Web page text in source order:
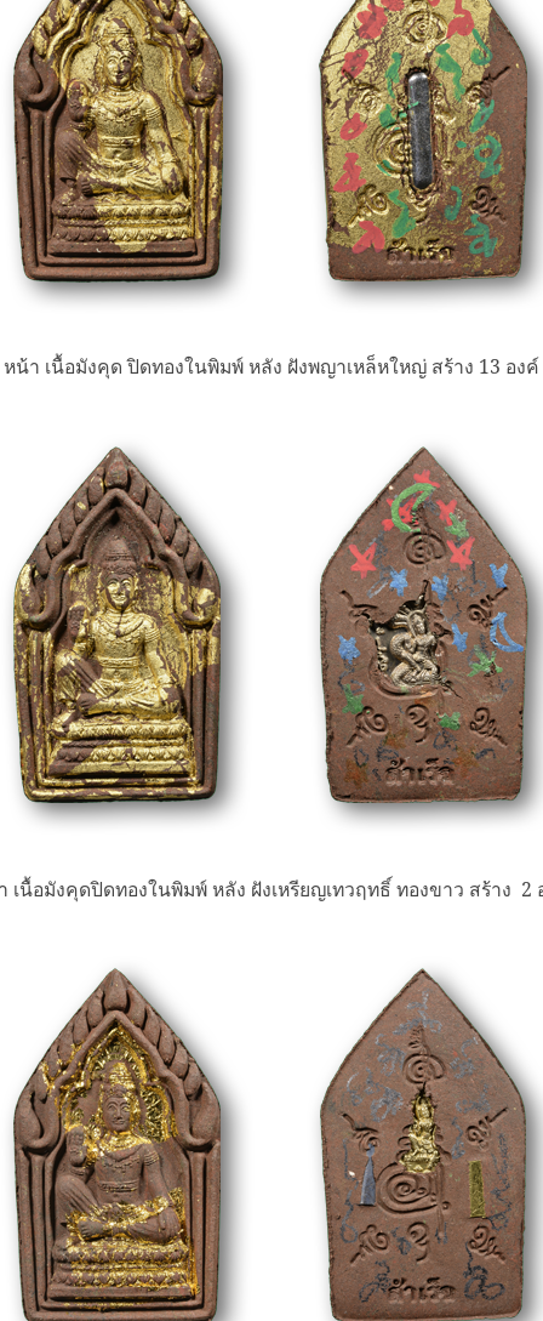
หน้า เนื้อมังคุด ปิดทองในพิมพ์ หลัง ฝังพญาเหล็หใหญ่ สร้าง 13 องค์
เนื้อมังคุดปิดทองในพิมพ์ หลัง ฝังเหรียญเทวฤทธิ์ ทองขาว สร้าง 2